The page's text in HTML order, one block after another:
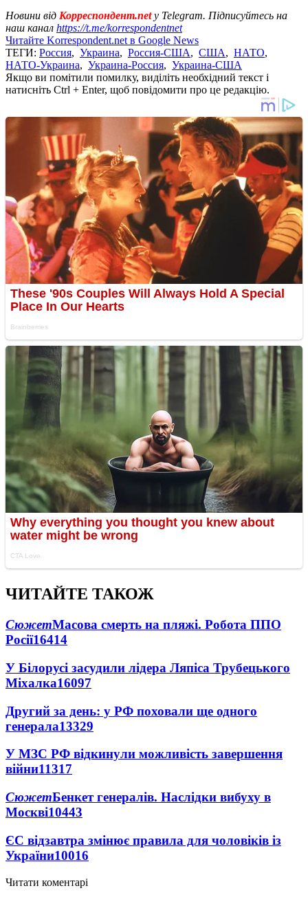
Новини від Корреспондент.netу Telegram. Підписуйтесь на
наш канал https://t.me/korrespondentnet
Читайте Korrespondent.net в Google News
ТЕГИ: Россия, Украина, Россия-США, США, НАТО,
НАТО-Украина, Украина-Россия, Украина-США
Якщо ви помітили помилку, виділіть необхідний текст і
натисніть Ctrl + Enter, щоб повідомити про це редакцію.
ЧИТАЙТЕ ТАКОЖ
СюжетМасова смерть на пляжі. Робота ППО
Росії16414
У Білорусі засудили лідера Ляпіса Трубецького
Міхалка16097
Другий за день: у РФ поховали ще одного
генерала13329
У МЗС РФ відкинули можливість завершення
війни11317
СюжетБенкет генералів. Наслідки вибуху в
Москві10443
ЄС відзавтра змінює правила для чоловіків із
України10016
Читати коментарі